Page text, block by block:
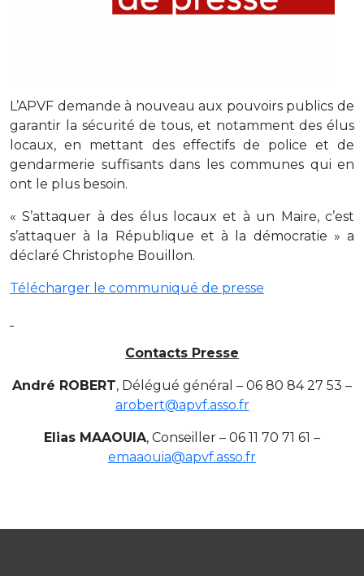
L’APVF demande à nouveau aux pouvoirs publics de
garantir la sécurité de tous, et notamment des élus
locaux, en mettant des effectifs de police et de
gendarmerie suffisants dans les communes qui en
ont le plus besoin.
« S’attaquer à des élus locaux et à un Maire, c’est
s’attaquer à la République et à la démocratie » a
déclaré Christophe Bouillon.
Télécharger le communiqué de presse
Contacts Presse
André ROBERT, Délégué général – 06 80 84 27 53 –
arobert@apvf.asso.fr
Elias MAAOUIA, Conseiller – 06 11 70 71 61 –
emaaouia@apvf.asso.fr